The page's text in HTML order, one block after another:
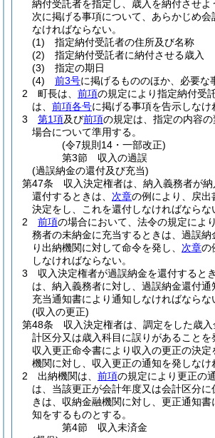
納付受託者を指定し、歳入を納付させよ
次に掲げる事項について、あらかじめ会
なければならない。
(1)
指定納付受託者の住所及び名称
(2)
指定納付受託者に納付させる歳入
(3)
指定の期日
(4)
前3号に掲げるもののほか、必要な
2
町長は、 前項の規定により指定納付受
は、 前項各号に掲げる事項を告示しなけ
3
第1項及び前項の規定は、指定の内容
場合について準用する。
(令7規則14・一部改正)
第3節
収入の過誤
(過誤納金の還付及び充当)
第47条
収入決定権者は、納入義務者が
還付するときは、 次章の例により、戻出
決定をし、これを還付しなければならな
2
前項の場合において、法令の規定によ
務者の未納金に充当するときは、過誤納
り出納機関に対して命令を発し、 次章の
しなければならない。
3
収入決定権者が過誤納金を還付すると
は、納入義務者に対し、過誤納金還付通
充当通知書により通知しなければならな
(収入の更正)
第48条
収入決定権者は、調定をした歳
計区分又は歳入科目に誤りがあることを
収入更正命令書により収入の更正の決定
機関に対し、収入更正の通知を発しなけ
2
出納機関は、 前項の規定により更正の
は、当該更正が会計年度又は会計区分に
きは、収納金融機関に対し、更正通知書
知をするものとする。
第4節
収入未済金